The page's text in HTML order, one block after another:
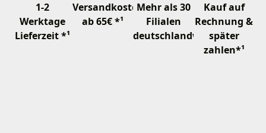
1-2
Werktage
Lieferzeit *¹
Versandkostenfrei
ab 65€ *¹
Mehr als 30
Filialen
deutschlandweit
Kauf auf
Rechnung &
später
zahlen*¹